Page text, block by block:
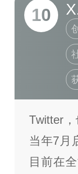
10
Twitter
当年7月
目前在